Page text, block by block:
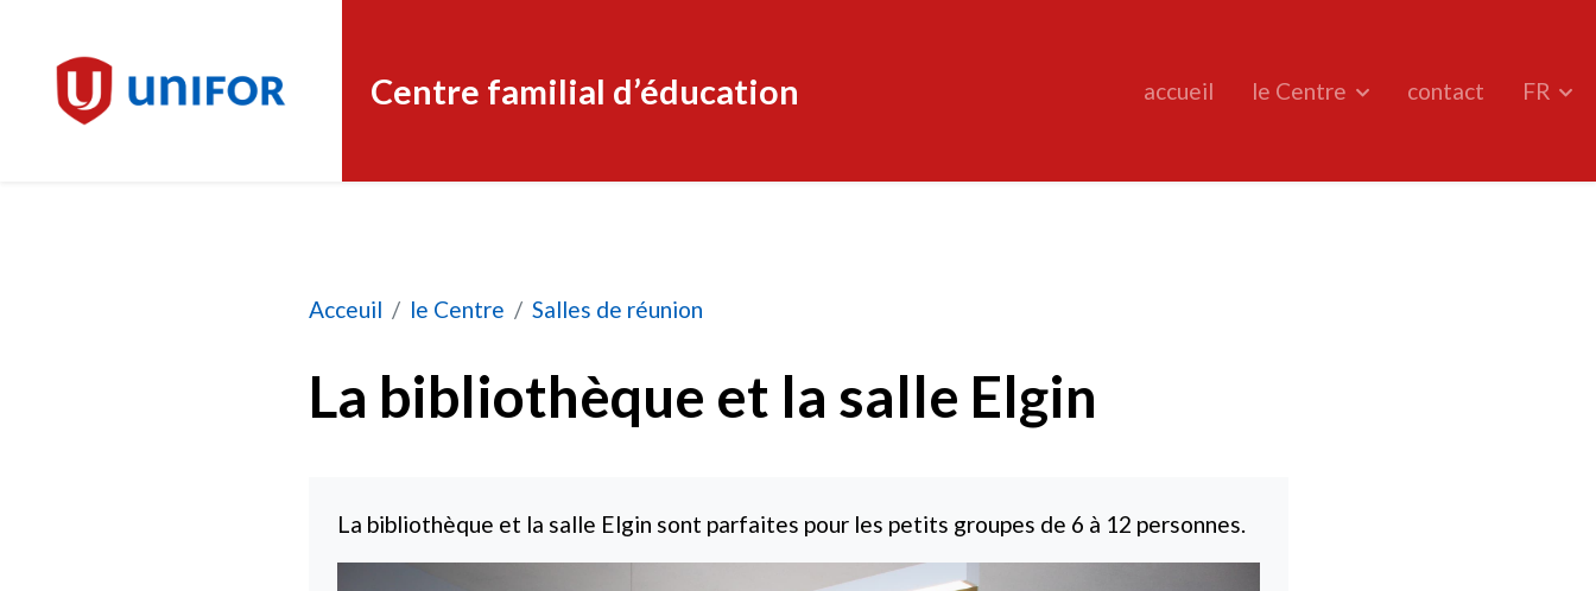
Centre familial d’éducation accueil le Centre contact FR
Acceuil le Centre Salles de réunion
La bibliothèque et la salle Elgin
La bibliothèque et la salle Elgin
La bibliothèque et la salle Elgin sont parfaites pour les petits groupes de 6 à 12 personnes.